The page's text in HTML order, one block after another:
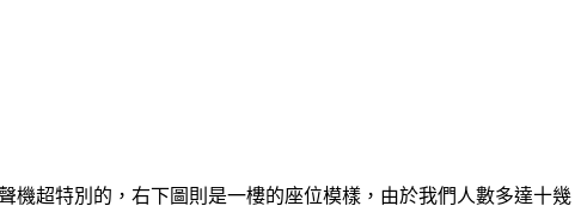
機超特別的，右下圖則是一樓的座位模樣，由於我們人數多達十幾